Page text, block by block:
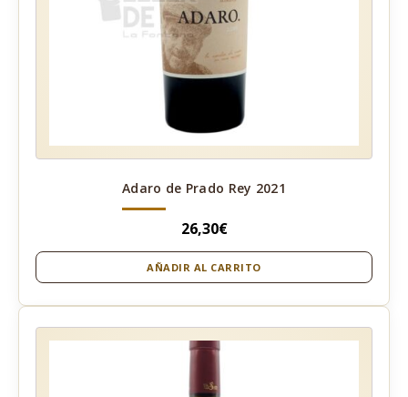
Adaro de Prado Rey 2021
26,30€
AÑADIR AL CARRITO